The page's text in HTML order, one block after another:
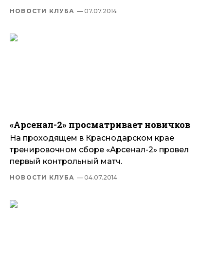
НОВОСТИ КЛУБА — 07.07.2014
«Арсенал-2» просматривает новичков
На проходящем в Краснодарском крае
тренировочном сборе «Арсенал-2» провел
первый контрольный матч.
НОВОСТИ КЛУБА — 04.07.2014